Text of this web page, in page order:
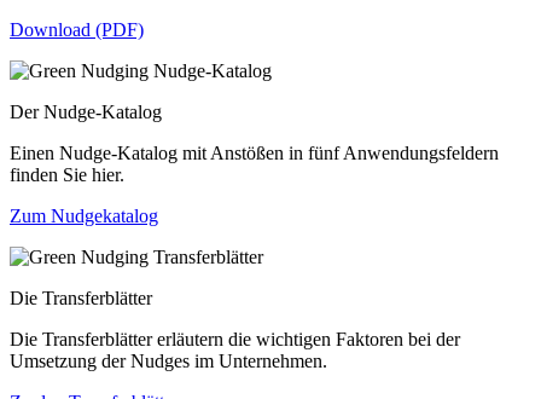
Download (PDF)
Der Nudge-Katalog
Einen Nudge-Katalog mit Anstößen in fünf Anwendungsfeldern
finden Sie hier.
Zum Nudgekatalog
Die Transferblätter
Die Transferblätter erläutern die wichtigen Faktoren bei der
Umsetzung der Nudges im Unternehmen.